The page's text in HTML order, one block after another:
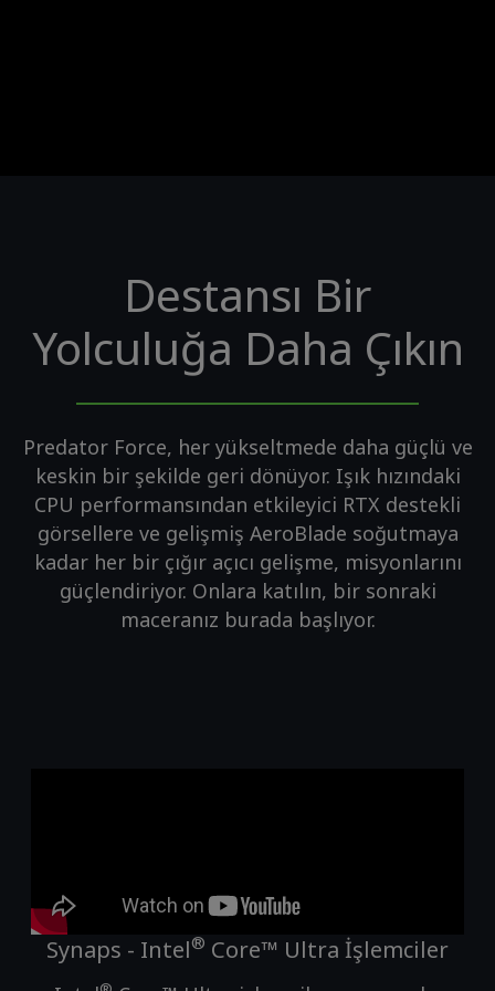
Destansı Bir
Yolculuğa Daha Çıkın
Predator Force, her yükseltmede daha güçlü ve
keskin bir şekilde geri dönüyor. Işık hızındaki
CPU performansından etkileyici RTX destekli
görsellere ve gelişmiş AeroBlade soğutmaya
kadar her bir çığır açıcı gelişme, misyonlarını
güçlendiriyor. Onlara katılın, bir sonraki
maceranız burada başlıyor.
Synaps - Intel® Core™ Ultra İşlemciler